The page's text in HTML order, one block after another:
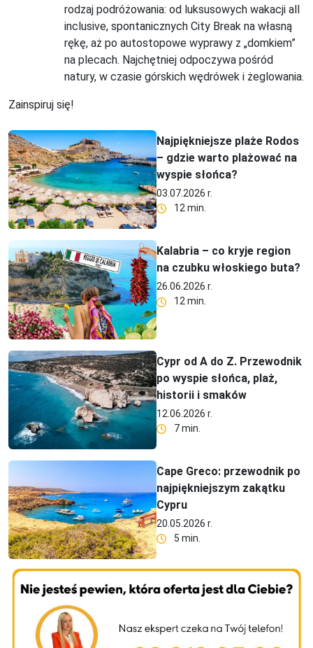
rodzaj podróżowania: od luksusowych wakacji all
inclusive, spontanicznych City Break na własną
rękę, aż po autostopowe wyprawy z „domkiem”
na plecach. Najchętniej odpoczywa pośród
natury, w czasie górskich wędrówek i żeglowania.
Zainspiruj się!
Najpiękniejsze plaże Rodos
– gdzie warto plażować na
wyspie słońca?
03.07.2026 r.
12 min.
Kalabria – co kryje region
na czubku włoskiego buta?
26.06.2026 r.
12 min.
Cypr od A do Z. Przewodnik
po wyspie słońca, plaż,
historii i smaków
12.06.2026 r.
7 min.
Cape Greco: przewodnik po
najpiękniejszym zakątku
Cypru
20.05.2026 r.
5 min.